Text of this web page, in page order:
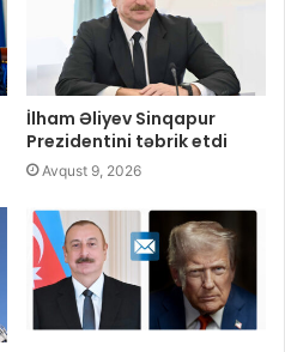
İlham Əliyev Sinqapur
Prezidentini təbrik etdi
Avqust 9, 2026